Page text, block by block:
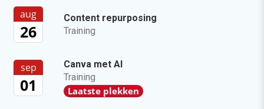
aug
26
Content repurposing
Training
sep
01
Canva met AI
Training
Laatste plekken